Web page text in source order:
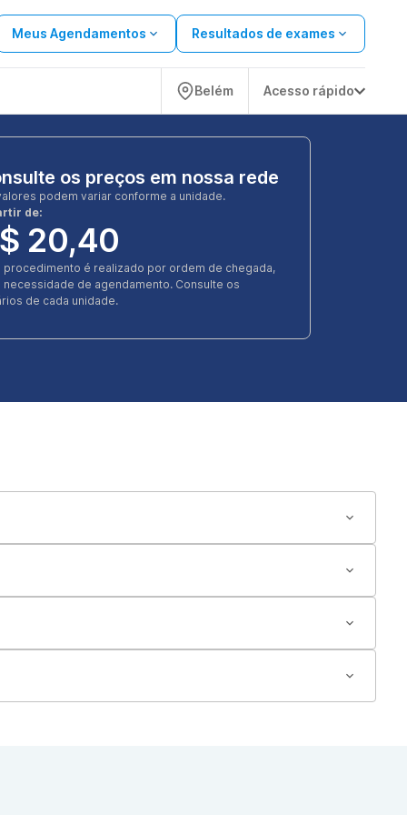
Meus Agendamentos Resultados de exames
Belém Acesso rápido
os preços em nossa rede
podem variar conforme a unidade.
de:
20,40
procedimento é realizado por ordem de chegada,
necessidade de agendamento. Consulte os
de cada unidade.